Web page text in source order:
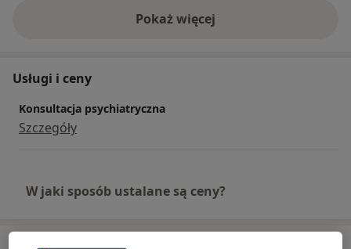
Pokaż więcejo doświadczeniu
Usługi i ceny
Konsultacja psychiatryczna
Szczegóły
W jaki sposób ustalane są ceny?